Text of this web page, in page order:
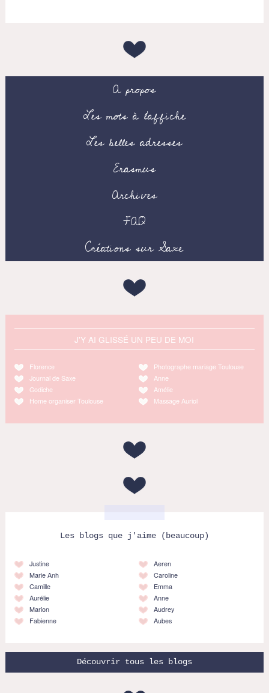
A propos
Les mots à l’affiche
Les belles adresses
Erasmus
Archives
FAQ
Créations sur Saxe
J'Y AI GLISSÉ UN PEU DE MOI
Florence
Journal de Saxe
Godiche
Home organiser Toulouse
Photographe mariage Toulouse
Anne
Amélie
Massage Auriol
Les blogs que j'aime (beaucoup)
Justine
Marie Anh
Camille
Aurélie
Marion
Fabienne
Aeren
Caroline
Emma
Anne
Audrey
Aubes
Découvrir tous les blogs